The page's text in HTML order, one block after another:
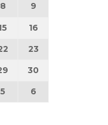
2026
8 8 augustus 2026
9
2026
15 augustus 2026
16
2026 2026
22 augustus 2026
23
2026 2026
29 augustus 2026
30
2026
5 5 september 2026
6